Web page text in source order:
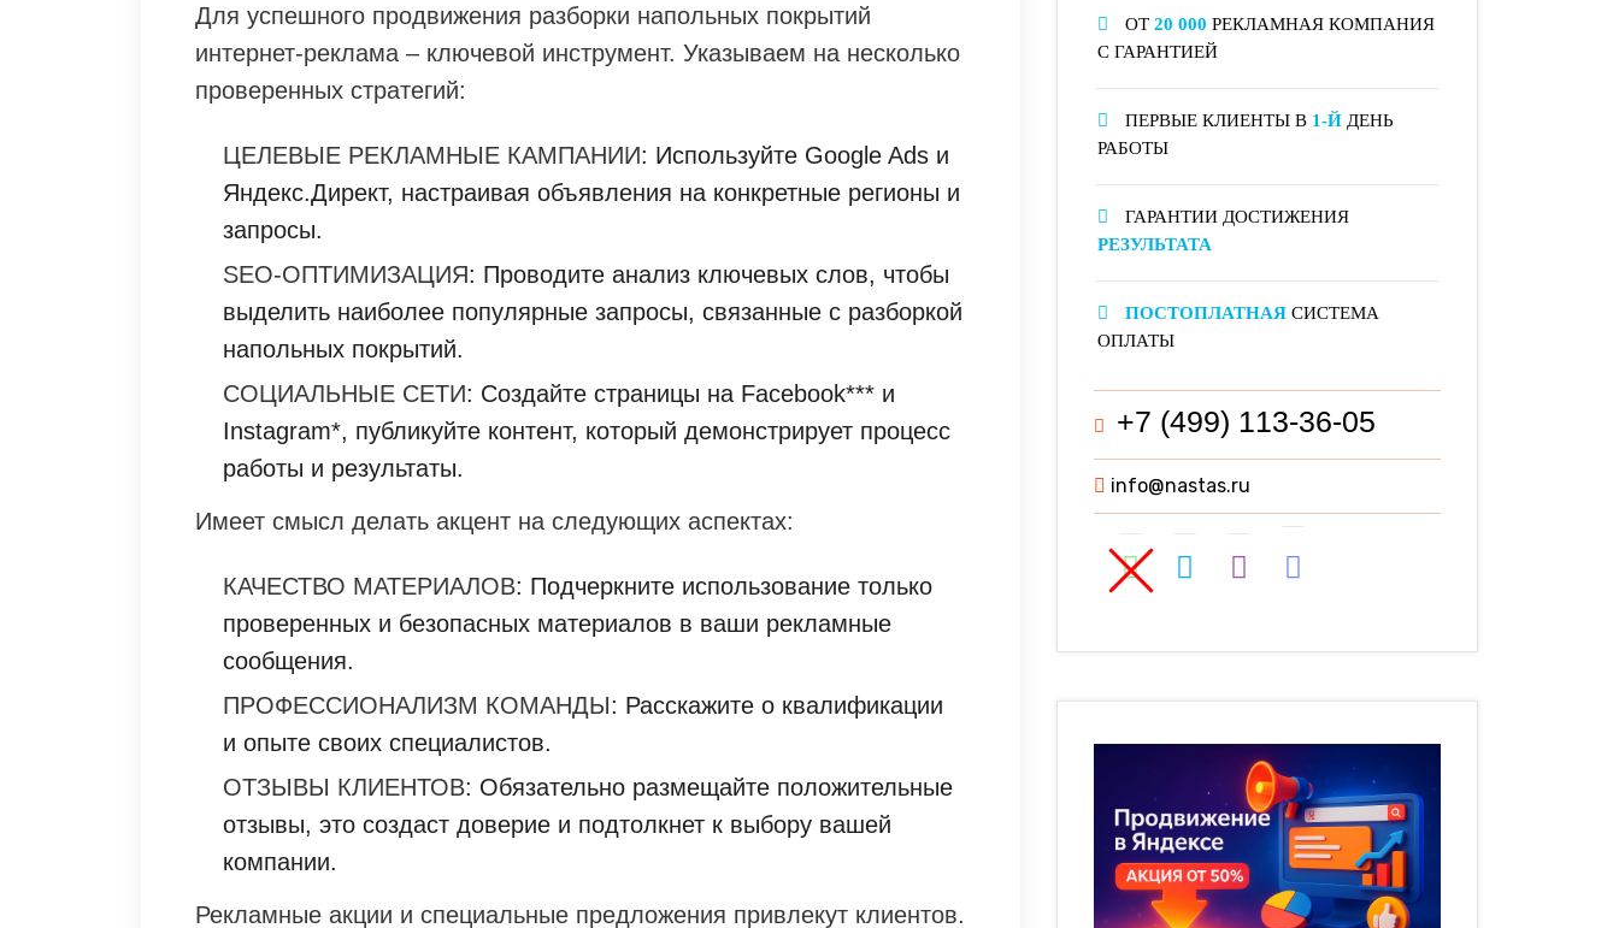
Для успешного продвижения разборки напольных покрытий
интернет-реклама – ключевой инструмент. Указываем на несколько
проверенных стратегий:
ЦЕЛЕВЫЕ РЕКЛАМНЫЕ КАМПАНИИ: Используйте Google Ads и
Яндекс.Директ, настраивая объявления на конкретные регионы и
запросы.
SEO-ОПТИМИЗАЦИЯ: Проводите анализ ключевых слов, чтобы
выделить наиболее популярные запросы, связанные с разборкой
напольных покрытий.
СОЦИАЛЬНЫЕ СЕТИ: Создайте страницы на Facebook*** и
Instagram*, публикуйте контент, который демонстрирует процесс
работы и результаты.
Имеет смысл делать акцент на следующих аспектах:
КАЧЕСТВО МАТЕРИАЛОВ: Подчеркните использование только
проверенных и безопасных материалов в ваши рекламные
сообщения.
ПРОФЕССИОНАЛИЗМ КОМАНДЫ: Расскажите о квалификации
и опыте своих специалистов.
ОТЗЫВЫ КЛИЕНТОВ: Обязательно размещайте положительные
отзывы, это создаст доверие и подтолкнет к выбору вашей
компании.
Рекламные акции и специальные предложения привлекут клиентов.
ОТ 20 000 РЕКЛАМНАЯ КОМПАНИЯ
С ГАРАНТИЕЙ
ПЕРВЫЕ КЛИЕНТЫ В 1-Й ДЕНЬ
РАБОТЫ
ГАРАНТИИ ДОСТИЖЕНИЯ
РЕЗУЛЬТАТА
ПОСТОПЛАТНАЯ СИСТЕМА
ОПЛАТЫ
+7 (499) 113-36-05
info@nastas.ru